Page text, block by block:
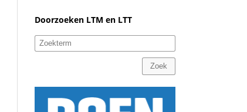
Doorzoeken LTM en LTT
Zoek